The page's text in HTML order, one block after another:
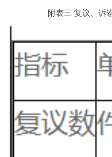
附表三 复议、诉